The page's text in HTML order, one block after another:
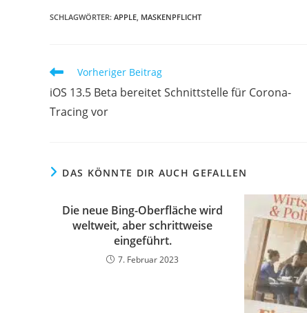
SCHLAGWÖRTER: APPLE, MASKENPFLICHT
Vorheriger Beitrag
iOS 13.5 Beta bereitet Schnittstelle für Corona-
Tracing vor
DAS KÖNNTE DIR AUCH GEFALLEN
Die neue Bing-Oberfläche wird
weltweit, aber schrittweise
eingeführt.
7. Februar 2023